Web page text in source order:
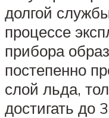
долгой
процессе
прибора
постепенно
слой льда,
достигать до